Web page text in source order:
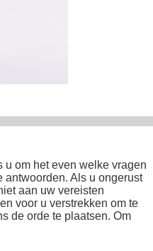
u om het even welke vragen
antwoorden. Als u ongerust
aan uw vereisten
voor u verstrekken om te
de orde te plaatsen. Om